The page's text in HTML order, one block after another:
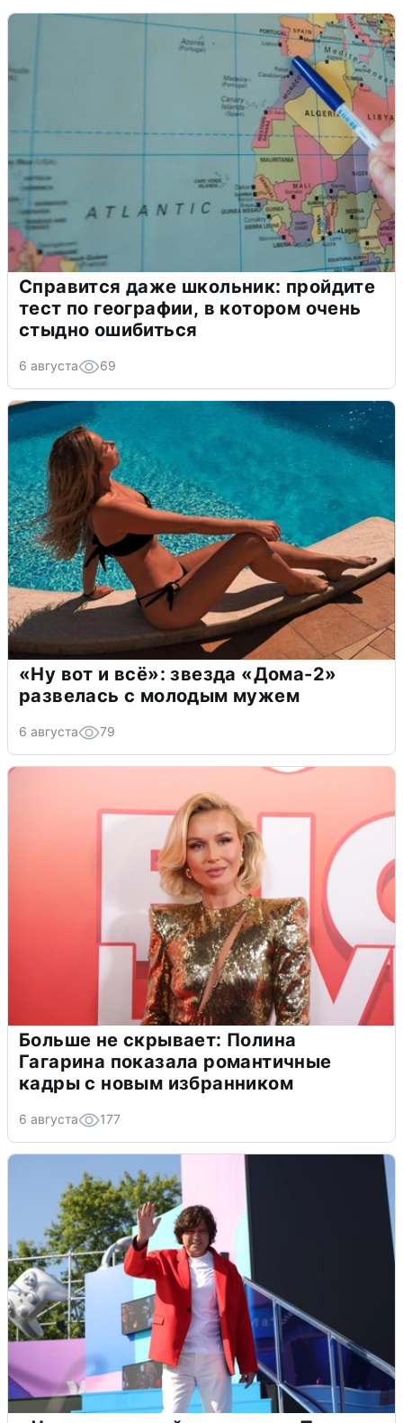
Справится даже школьник: пройдите
тест по географии, в котором очень
стыдно ошибиться
6 августа 69
«Ну вот и всё»: звезда «Дома-2»
развелась с молодым мужем
6 августа 79
Больше не скрывает: Полина
Гагарина показала романтичные
кадры с новым избранником
6 августа 177